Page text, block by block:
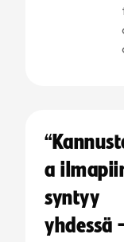
a
syntyy
yhdessä